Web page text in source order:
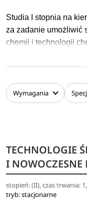
Studia I stopnia na
za zadanie umożliwić
chemii i technologii
po uwagę aktualne
kształtowanie u
tym umiejętności
Unikatowość kierunku
mierze wynika z
charakteryzującego
studentów polega na
Wymagania
TECHNOLOGIE
I NOWOCZESNE
stopień: (II), czas trwania:
tryb: stacjonarne